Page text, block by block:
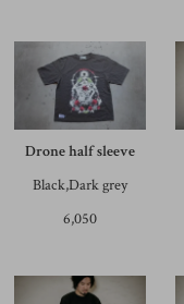
Drone half sleeve
Black,Dark grey
6,050